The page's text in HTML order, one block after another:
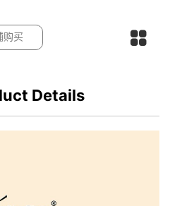
购买
Details